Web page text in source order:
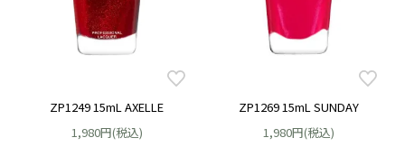
ZP1249 15mL AXELLE
1,980円(税込)
ZP1269 15mL SUNDAY
1,980円(税込)